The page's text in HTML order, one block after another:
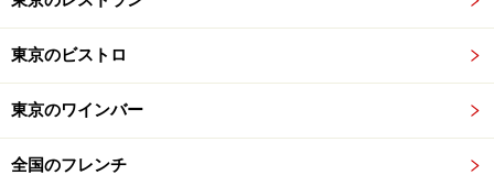
東京のビストロ
東京のワインバー
全国のフレンチ